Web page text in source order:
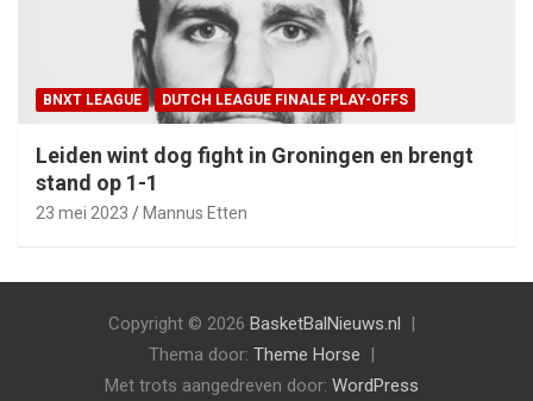
BNXT LEAGUE DUTCH LEAGUE FINALE PLAY-OFFS
Leiden wint dog fight in Groningen en brengt
stand op 1-1
23 mei 2023 Mannus Etten
Copyright © 2026 BasketBalNieuws.nl
Thema door: Theme Horse
Met trots aangedreven door: WordPress